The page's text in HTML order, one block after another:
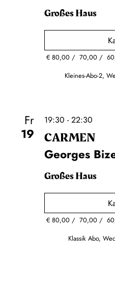
Großes Haus
€80,00 70,00
Kleines-Abo-2,
Fr
19
19:30 - 22:30
CARMEN
Georges
Großes Haus
€80,00 70,00
Klassik Abo,